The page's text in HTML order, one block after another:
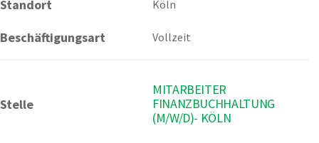
Standort Köln
Beschäftigungsart Vollzeit
Stelle
MITARBEITER
FINANZBUCHHALTUNG
(M/W/D)- KÖLN